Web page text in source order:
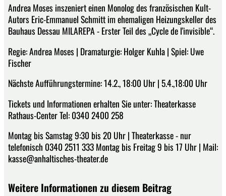
Andrea Moses inszeniert einen Monolog des französischen Kult-
Autors Eric-Emmanuel Schmitt im ehemaligen Heizungskeller des
Bauhaus Dessau MILAREPA - Erster Teil des „Cycle de l'invisible“.
Regie: Andrea Moses | Dramaturgie: Holger Kuhla | Spiel: Uwe
Fischer
Nächste Aufführungstermine: 14.2., 18:00 Uhr | 5.4.,18:00 Uhr
Tickets und Informationen erhalten Sie unter: Theaterkasse
Rathaus-Center Tel: 0340 2400 258
Montag bis Samstag 9:30 bis 20 Uhr | Theaterkasse - nur
telefonisch 0340 2511 333 Montag bis Freitag 9 bis 17 Uhr | Mail:
kasse@anhaltisches-theater.de
Weitere Informationen zu diesem Beitrag